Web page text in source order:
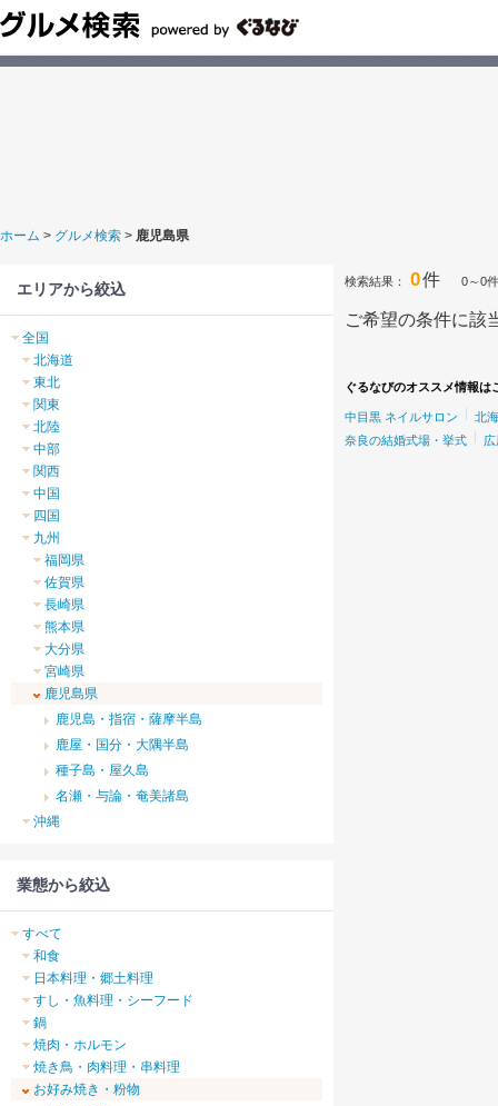
ホーム > グルメ検索 > 鹿児島県
検索結果： 0件 0～0件
ご希望の条件に該
ぐるなびのオススメ情報は
中目黒 ネイルサロン
北
奈良の結婚式場・挙式
エリアから絞込
全国
北海道
東北
関東
北陸
中部
関西
中国
四国
九州
福岡県
佐賀県
長崎県
熊本県
大分県
宮崎県
鹿児島県
鹿児島・指宿・薩摩半島
鹿屋・国分・大隅半島
種子島・屋久島
名瀬・与論・奄美諸島
沖縄
業態から絞込
すべて
和食
日本料理・郷土料理
すし・魚料理・シーフード
鍋
焼肉・ホルモン
焼き鳥・肉料理・串料理
お好み焼き・粉物